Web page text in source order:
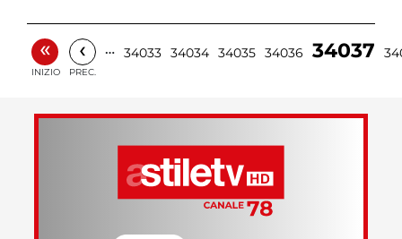
«
INIZIO
‹
PREC.
… 34033 34034 34035 34036 34037